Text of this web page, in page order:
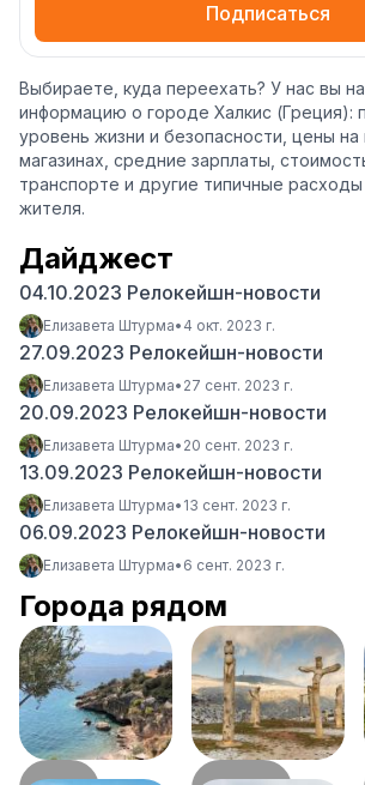
Подписаться
Выбираете, куда переехать? У нас вы
информацию о городе Халкиc (Греция):
уровень жизни и безопасности, цены на
магазинах, средние зарплаты,
транспорте и другие типичные
жителя.
Дайджест
04.10.2023 Релокейшн-новости
Елизавета Штурма• 4 окт. 2023 г.
27.09.2023 Релокейшн-новости
Елизавета Штурма• 27 сент. 2023 г.
20.09.2023 Релокейшн-новости
Елизавета Штурма• 20 сент. 2023 г.
13.09.2023 Релокейшн-новости
Елизавета Штурма• 13 сент. 2023 г.
06.09.2023 Релокейшн-новости
Елизавета Штурма• 6 сент. 2023 г.
Города рядом